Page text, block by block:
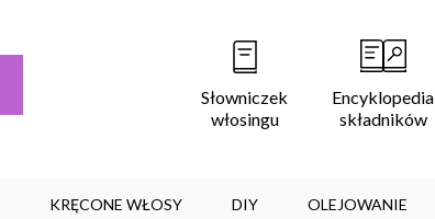
Słowniczek
włosingu
Encyklopedia
składników
KRĘCONE WŁOSY DIY OLEJOWANIE